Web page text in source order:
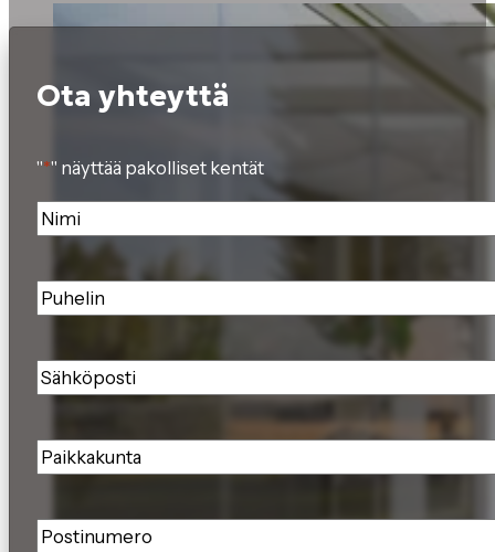
Ota yhteyttä
"*" näyttää pakolliset kentät
Nimi*
Puhelin*
Sähköposti*
Paikkakunta*
Postinumero*